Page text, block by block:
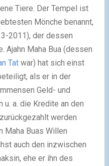
Tiere. Der Tempel ist
Mönche benannt,
2011), der dessen
Ajahn Maha Bua (dessen
Tatwar) hat sich einst
als er in der
Geld- und
a. die Kredite an den
werden
Maha Buas Willen
auch den inzwischen
ehe er ihn des